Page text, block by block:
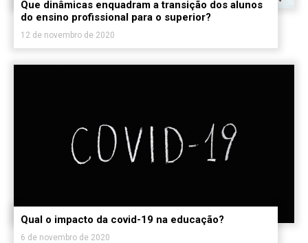
Que dinâmicas enquadram a transição dos alunos
do ensino profissional para o superior?
12 de novembro de 2020
Qual o impacto da covid-19 na educação?
6 de novembro de 2020